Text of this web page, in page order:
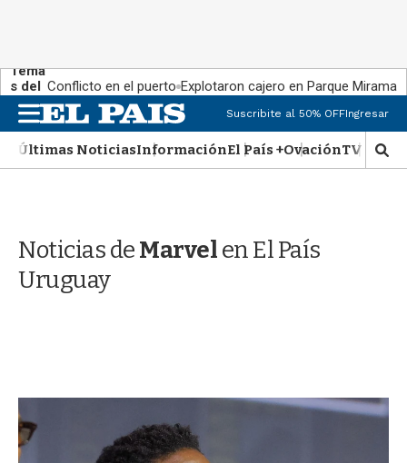
Tema
s del
día:
Conflicto en el puerto Explotaron cajero en Parque Miramar
M
e
n
u
Suscribite al 50% OFFIngresar
Últimas NoticiasInformaciónEl País +OvaciónTV Show
M
o
d
a
Noticias deMarvelen El País
Uruguay